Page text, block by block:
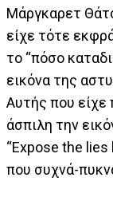
Μάργκαρετ
είχε τότε
το “πόσο
εικόνα της
Αυτής που είχε
άσπιλη την
“Expose the
που συχνά-